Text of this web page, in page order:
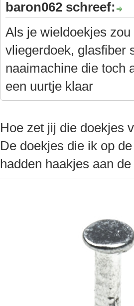
baron062 schreef:
Als je wieldoekjes
vliegerdoek, glasfiber
naaimachine die toch
een uurtje klaar
Hoe zet jij die doekjes
De doekjes die ik op
hadden haakjes aan